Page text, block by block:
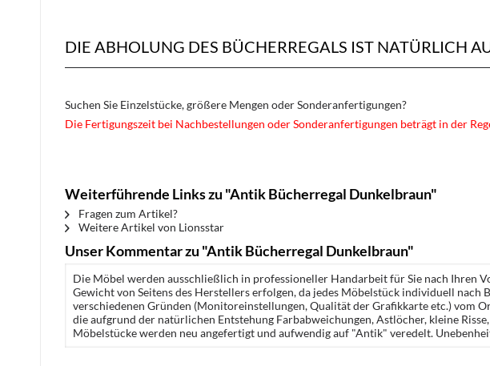
DIE ABHOLUNG DES BÜCHERREGALS IST NATÜRLICH
Suchen Sie Einzelstücke, größere Mengen oder Sonderanfertigungen?
Die Fertigungszeit bei Nachbestellungen oder Sonderanfertigungen beträgt in der
Weiterführende Links zu "Antik Bücherregal Dunkelbraun"
Fragen zum Artikel?
Weitere Artikel von Lionsstar
Unser Kommentar zu "Antik Bücherregal Dunkelbraun"
Die Möbel werden ausschließlich in professioneller Handarbeit für Sie nach Ihren
Gewicht von Seitens des Herstellers erfolgen, da jedes Möbelstück individuell
verschiedenen Gründen (Monitoreinstellungen, Qualität der Grafikkarte etc.) vom
die aufgrund der natürlichen Entstehung Farbabweichungen, Astlöcher, kleine
Möbelstücke werden neu angefertigt und aufwendig auf "Antik" veredelt.